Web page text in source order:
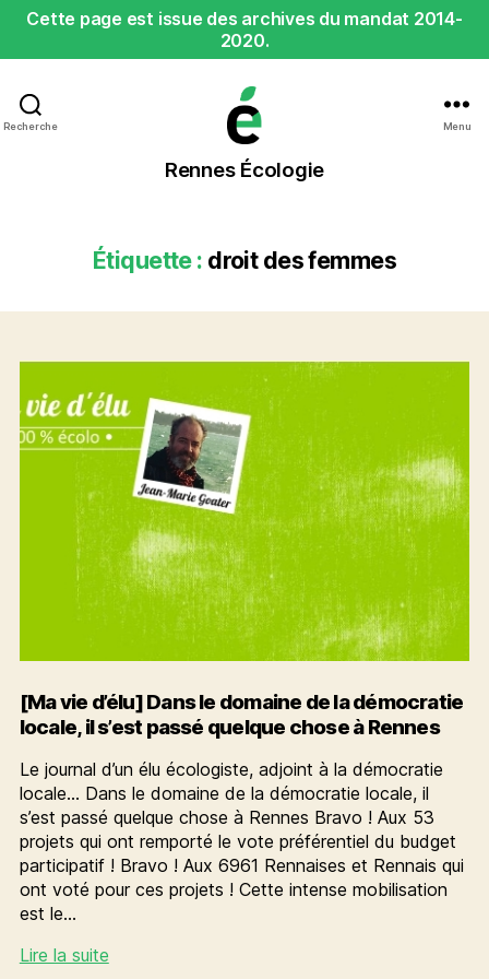
Cette page est issue des archives du mandat 2014-
2020.
Recherche
Rennes
Écologie
Rennes Écologie
Menu
Étiquette : droit des femmes
[Ma vie d’élu] Dans le domaine de la démocratie
locale, il s’est passé quelque chose à Rennes
Le journal d’un élu écologiste, adjoint à la démocratie
locale… Dans le domaine de la démocratie locale, il
s’est passé quelque chose à Rennes Bravo ! Aux 53
projets qui ont remporté le vote préférentiel du budget
participatif ! Bravo ! Aux 6961 Rennaises et Rennais qui
ont voté pour ces projets ! Cette intense mobilisation
est le…
Lire la suite[Ma